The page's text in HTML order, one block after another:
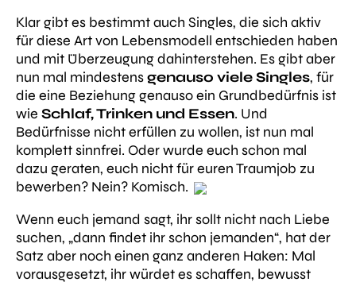
Klar gibt es bestimmt auch Singles, die sich aktiv
für diese Art von Lebensmodell entschieden haben
und mit Überzeugung dahinterstehen. Es gibt aber
nun mal mindestensgenauso viele Singles, für
die eine Beziehung genauso ein Grundbedürfnis ist
wie Schlaf, Trinken und Essen. Und
Bedürfnisse nicht erfüllen zu wollen, ist nun mal
komplett sinnfrei. Oder wurde euch schon mal
dazu geraten, euch nicht für euren Traumjob zu
bewerben? Nein? Komisch.
Wenn euch jemand sagt, ihr sollt nicht nach Liebe
suchen, „dann findet ihr schon jemanden“, hat der
Satz aber noch einen ganz anderen Haken: Mal
vorausgesetzt, ihr würdet es schaffen, bewusst